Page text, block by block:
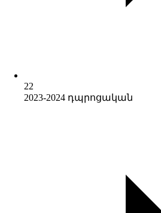
22
2023-2024 դպրոցական